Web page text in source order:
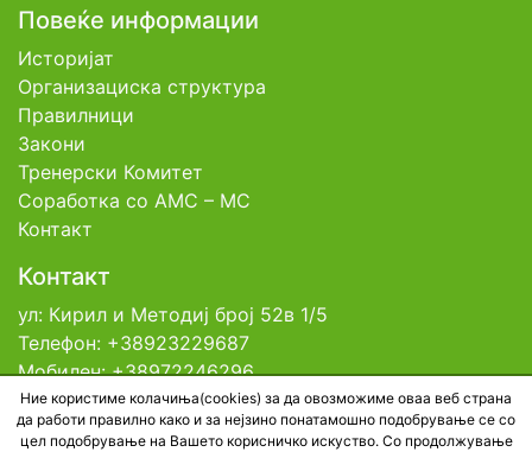
Повеќе информации
Историјат
Организациска структура
Правилници
Закони
Тренерски Комитет
Соработка со АМС – МС
Контакт
Контакт
ул: Кирил и Методиј број 52в 1/5
Телефон: +38923229687
Мобилен: +38972246296
Емаил: contact@tfsm.mk
Ние користиме колачиња(cookies) за да овозможиме оваа веб страна
да работи правилно како и за нејзино понатамошно подобрување се со
цел подобрување на Вашето корисничко искуство. Со продолжување